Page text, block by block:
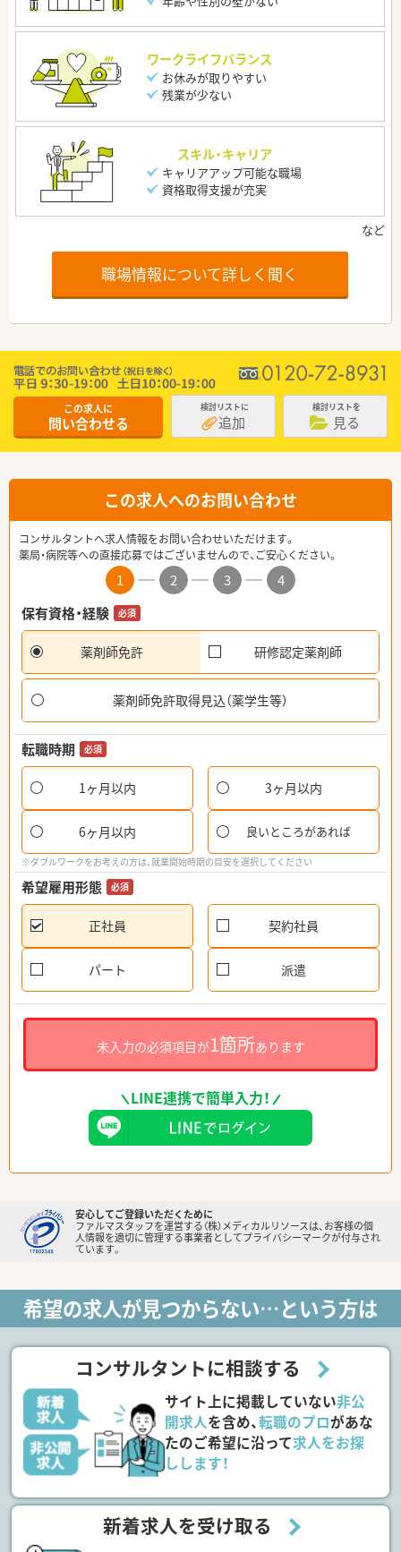
ワークライフバランス
お休みが取りやすい
残業が少ない
スキル・キャリア
キャリアアップ可能な職場
資格取得支援が充実
職場情報について詳しく聞く
この求人に
問い合わせる
検討リストに
追加
検討リストを
見る
この求人へのお問い合わせ
コンサルタントへ求人情報をお問い合わせいただけます。
薬局・病院等への直接応募ではございませんので、ご安心ください。
1 2 3
4
保有資格・経験
必須
薬剤師免許 研修認定薬剤師
薬剤師免許取得見込（薬学生等）
転職時期 必須
1ヶ月以内 3ヶ月以内
6ヶ月以内 良いところがあれば
※ダブルワークをお考えの方は、就業開始時期の目安を選択してください
希望雇用形態 必須
正社員 契約社員
パート 派遣
未入力の必須項目が1箇所あります
LINE連携で簡単入力！
安心してご登録いただくために
ファルマスタッフを運営する（株）メディカルリソースは、お客様の個
人情報を適切に管理する事業者としてプライバシーマークが付与され
ています。
希望の求人が見つからない…という方は
コンサルタントに相談する
サイト上に掲載していない非公
開求人を含め、転職のプロがあな
たのご希望に沿って求人をお探
しします！
新着求人を受け取る